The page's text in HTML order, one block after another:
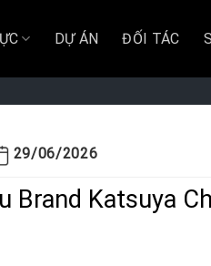
DỰ ÁN ĐỐI TÁC
29/06/2026
Brand Katsuya